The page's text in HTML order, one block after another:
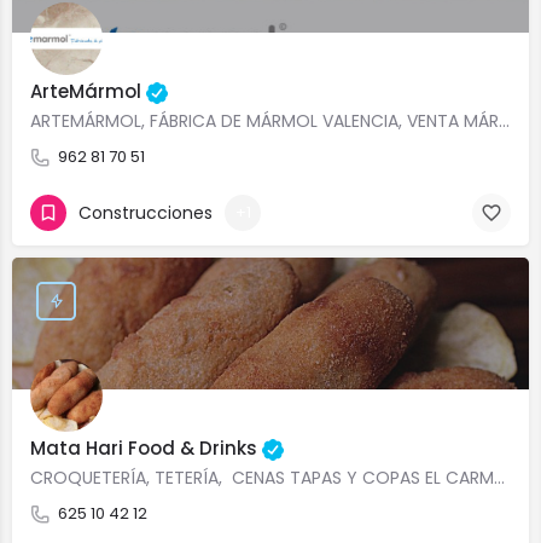
ArteMármol
ARTEMÁRMOL, FÁBRICA DE MÁRMOL VALENCIA, VENTA MÁRMOLES Y GRANITOS VALENCIA, VENTA CALIZAS Y ARENISCAS…
962 81 70 51
Construcciones
Mata Hari Food & Drinks
CROQUETERÍA, TETERÍA, CENAS TAPAS Y COPAS EL CARMEN VALENCIA MATA HARI Food and Drinks te ofrece, con un…
625 10 42 12